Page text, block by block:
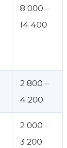
8 000 –
14 400
2 800 –
4 200
2 000 –
3 200